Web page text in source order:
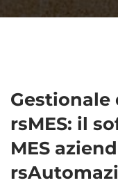
rsMES: il
MES